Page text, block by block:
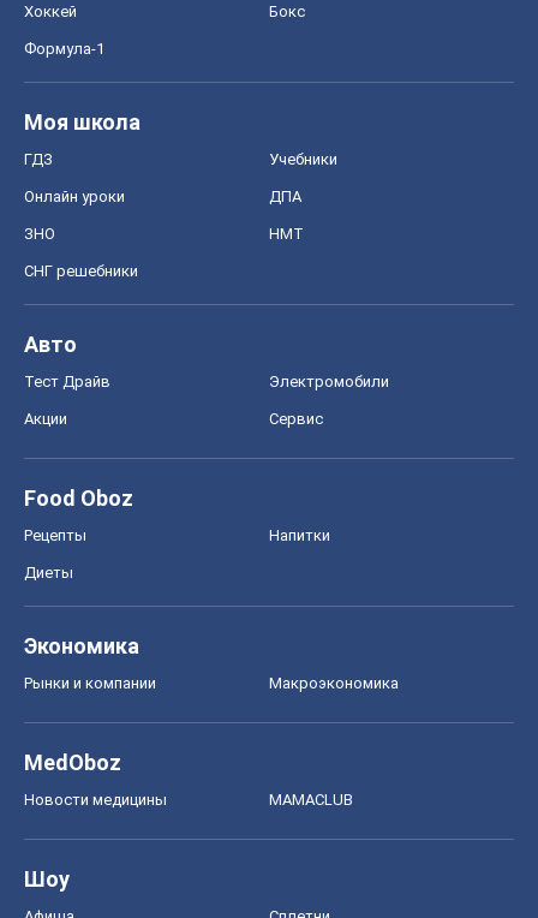
Хоккей Бокс
Формула-1
Моя школа
ГДЗ Учебники
Онлайн уроки ДПА
ЗНО НМТ
СНГ решебники
Авто
Тест Драйв Электромобили
Акции Сервис
Food Oboz
Рецепты Напитки
Диеты
Экономика
Рынки и компании Mакроэкономика
MedOboz
Новости медицины MAMACLUB
Шоу